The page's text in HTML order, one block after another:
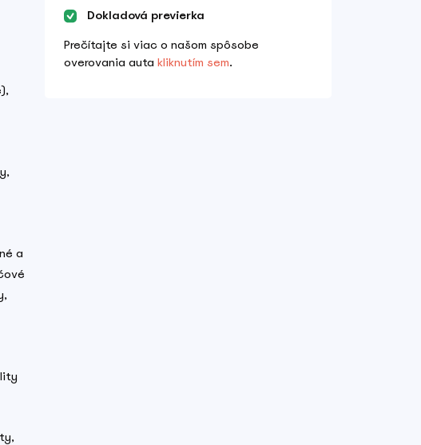
a
Dokladová previerka
Prečítajte si viac o našom spôsobe
overovania auta kliknutím sem.